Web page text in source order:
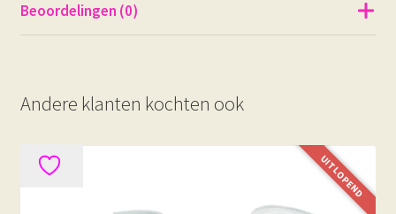
Beoordelingen (0)
Andere klanten kochten ook
UITLOPEND